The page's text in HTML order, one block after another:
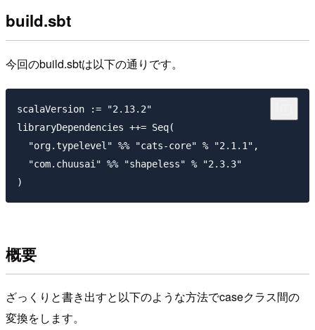
build.sbt
今回のbuild.sbtは以下の通りです。
scalaVersion := "2.13.2"
libraryDependencies ++= Seq(
  "org.typelevel" %% "cats-core" % "2.1.1",
  "com.chuusai" %% "shapeless" % "2.3.3"
概要
ざっくりと書き出すと以下のような方法でcaseクラス間の
変換をします。